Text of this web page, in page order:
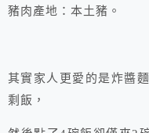
豬肉產地：本土豬。
其實家人更愛的是炸醬
剩飯，